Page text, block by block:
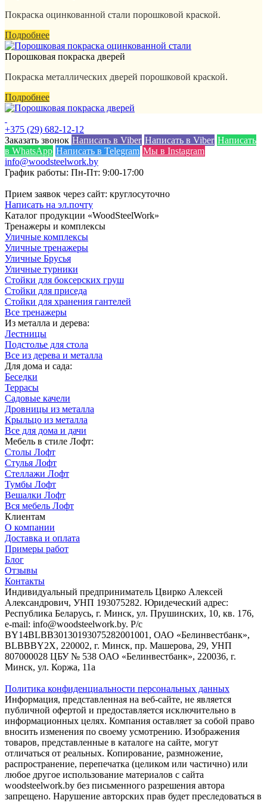
Покраска оцинкованной стали порошковой краской.
Подробнее
Порошковая покраска дверей
Покраска металлических дверей порошковой краской.
Подробнее
+375 (29) 682-12-12
Заказать звонок Написать в Viber Написать в Viber Написать
в WhatsApp Написать в Telegram Мы в Instagram
info@woodsteelwork.by
График работы: Пн-Пт: 9:00-17:00
Прием заявок через сайт: круглосуточно
Написать на эл.почту
Каталог продукции «WoodSteelWork»
Тренажеры и комплексы
Уличные комплексы
Уличные тренажеры
Уличные Брусья
Уличные турники
Стойки для боксерских груш
Стойки для приседа
Стойки для хранения гантелей
Все тренажеры
Из металла и дерева:
Лестницы
Подстолье для стола
Все из дерева и металла
Для дома и сада:
Беседки
Террасы
Садовые качели
Дровницы из металла
Крыльцо из металла
Все для дома и дачи
Мебель в стиле Лофт:
Столы Лофт
Стулья Лофт
Стеллажи Лофт
Тумбы Лофт
Вешалки Лофт
Вся мебель Лофт
Клиентам
О компании
Доставка и оплата
Примеры работ
Блог
Отзывы
Контакты
Индивидуальный предприниматель Цвирко Алексей
Александрович, УНП 193075282. Юридеческий адрес:
Республика Беларусь, г. Минск, ул. Прушинских, 10, кв. 176,
e-mail: info@woodsteelwork.by. Р/с
BY14BLBB30130193075282001001, ОАО «Белинвестбанк»,
BLBBBY2X, 220002, г. Минск, пр. Машерова, 29, УНП
807000028 ЦБУ № 538 ОАО «Белинвестбанк», 220036, г.
Минск, ул. Коржа, 11а
Политика конфиденциальности персональных данных
Информация, представленная на веб-сайте, не является
публичной офертой и предоставляется исключительно в
информационных целях. Компания оставляет за собой право
вносить изменения по своему усмотрению. Изображения
товаров, представленные в каталоге на сайте, могут
отличаться от реальных. Копирование, размножение,
распространение, перепечатка (целиком или частично) или
любое другое использование материалов с сайта
woodsteelwork.by без письменного разрешения автора
запрещено. Нарушение авторских прав будет преследоваться в